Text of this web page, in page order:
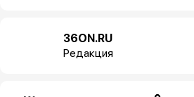
36ON.RU
Редакция